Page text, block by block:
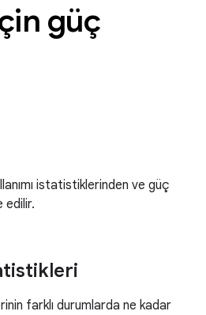
güç
istatistiklerinden ve güç
edilir.
farklı durumlarda ne kadar